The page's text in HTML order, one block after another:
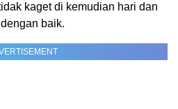
kaget di kemudian hari dan
baik.